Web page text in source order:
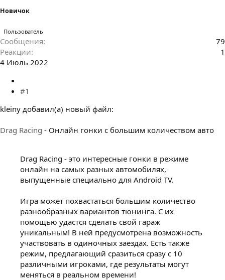
Новичок
Пользователь
Сообщения
79
Реакции
1
4 Июль 2022
#1
kleiny добавил(а) новый файл:
Drag Racing - Онлайн гонки с большим количеством авто
Drag Racing - это интересные гонки в режиме
онлайн на самых разных автомобилях,
выпущенные специально для Android TV.
Игра может похвастаться большим количество
разнообразных вариантов тюнинга. С их
помощью удастся сделать свой гараж
уникальным! В ней предусмотрена возможность
участвовать в одиночных заездах. Есть также
режим, предлагающий сразиться сразу с 10
различными игроками, где результаты могут
меняться в реальном времени!